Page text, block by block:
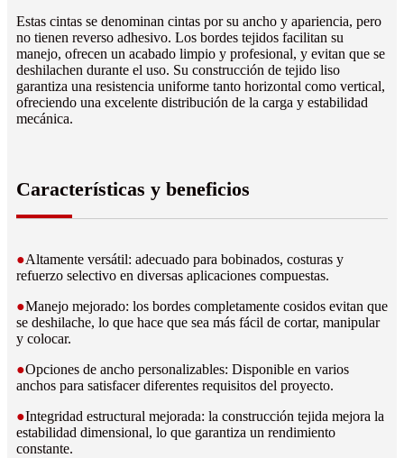
Estas cintas se denominan cintas por su ancho y apariencia, pero
no tienen reverso adhesivo. Los bordes tejidos facilitan su
manejo, ofrecen un acabado limpio y profesional, y evitan que se
deshilachen durante el uso. Su construcción de tejido liso
garantiza una resistencia uniforme tanto horizontal como vertical,
ofreciendo una excelente distribución de la carga y estabilidad
mecánica.
Características y beneficios
●Altamente versátil: adecuado para bobinados, costuras y
refuerzo selectivo en diversas aplicaciones compuestas.
●Manejo mejorado: los bordes completamente cosidos evitan que
se deshilache, lo que hace que sea más fácil de cortar, manipular
y colocar.
●Opciones de ancho personalizables: Disponible en varios
anchos para satisfacer diferentes requisitos del proyecto.
●Integridad estructural mejorada: la construcción tejida mejora la
estabilidad dimensional, lo que garantiza un rendimiento
constante.